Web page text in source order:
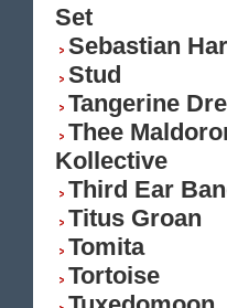
Set
Sebastian
Stud
Tangerine
Thee
Kollective
Third Ear
Titus Groan
Tomita
Tortoise